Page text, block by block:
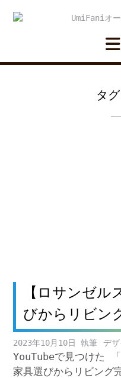
タ
【ロサンゼル
びからリビン
2023年10月10日 デ
YouTubeで見つけた
家具選びからリビング